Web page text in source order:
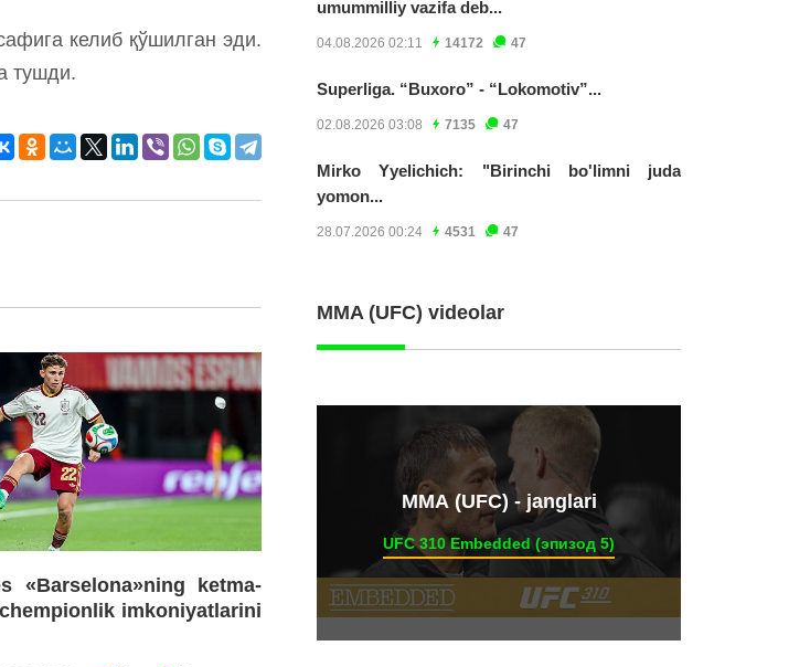
келиб қўшилган эди.
тушди.
«Barselona»ning ketma-
imkoniyatlarini
umummilliy vazifa deb...
04.08.2026 02:11 14172 47
Superliga. “Buxoro” - “Lokomotiv”...
02.08.2026 03:08 7135 47
Mirko Yyelichich: "Birinchi bo'limni juda
yomon...
28.07.2026 00:24 4531 47
MMA (UFC) videolar
ММА (UFC) - janglari
UFC 310 Embedded (эпизод 5)